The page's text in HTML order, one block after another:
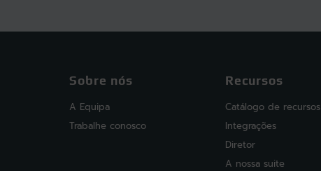
Sobre nós
A Equipa
Trabalhe conosco
Recursos
Catálogo de recursos
Integrações
Diretor
A nossa suite